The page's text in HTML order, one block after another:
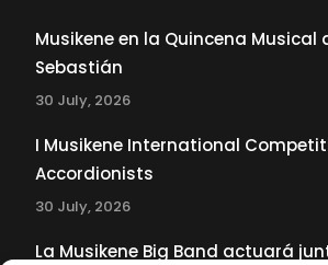
Musikene en la Quincena Musical
Sebastián
30 July, 2026
I Musikene International
Accordionists
30 July, 2026
La Musikene Big Band actuará